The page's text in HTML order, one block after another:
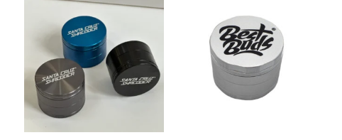
có
nhiều
biến
thể.
Các
có
nhiều
biến
thể.
tùy